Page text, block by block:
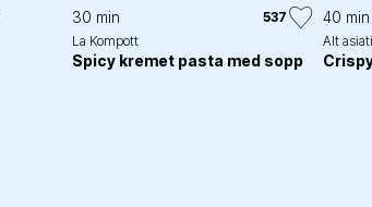
30 min
537
La Kompott
Spicy kremet pasta med sopp
40 min
Alt